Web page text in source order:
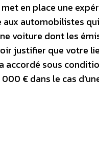
en place une
aux automobilistes
voiture dont les
justifier que votre
accordé sous
€ dans le cas